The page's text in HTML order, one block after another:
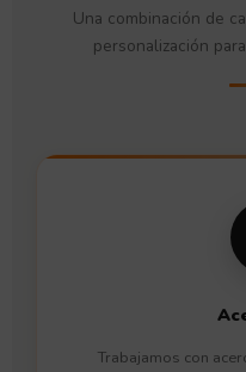
Una combinación de
personalización
Trabajamos con